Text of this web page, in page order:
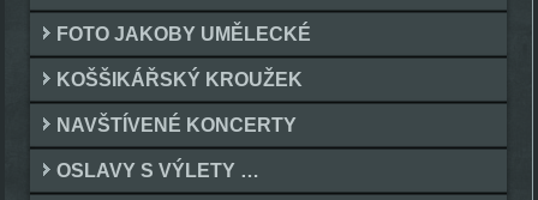
FOTO JAKOBY UMĚLECKÉ
KOŠŠIKÁŘSKÝ KROUŽEK
NAVŠTÍVENÉ KONCERTY
OSLAVY S VÝLETY …